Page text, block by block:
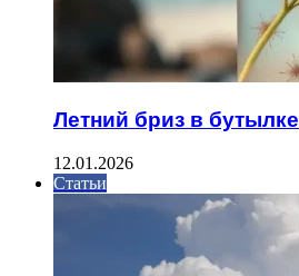
Летний бриз в бутылке
12.01.2026
Статьи